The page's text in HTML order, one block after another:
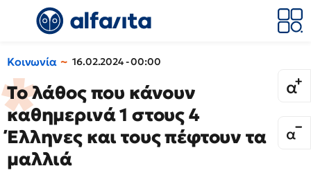
Κοινωνία 16.02.2024 - 00:00
Το λάθος που κάνουν
καθημερινά 1 στους 4
Έλληνες και τους πέφτουν τα
μαλλιά